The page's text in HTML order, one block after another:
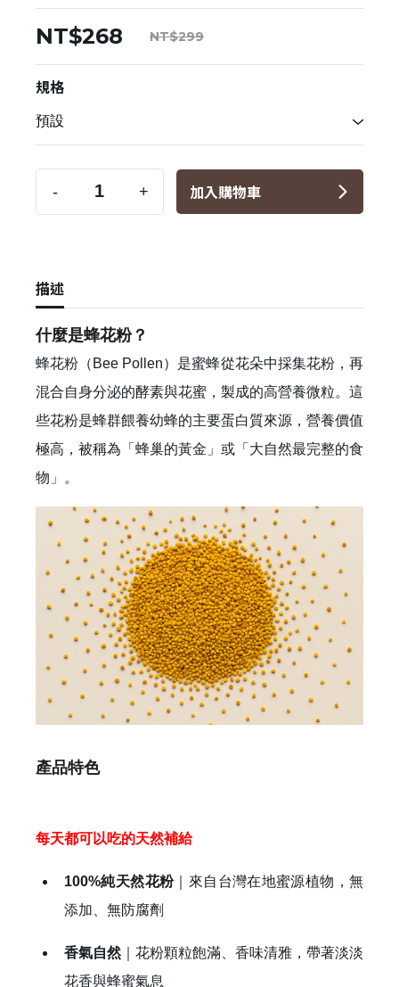
✕
會員登入
NT$268 NT$299
規格
- + 加入購物車
描述
什麼是蜂花粉？
蜂花粉（Bee Pollen）是蜜蜂從花朵中採集花粉，再
混合自身分泌的酵素與花蜜，製成的高營養微粒。這
些花粉是蜂群餵養幼蜂的主要蛋白質來源，營養價值
極高，被稱為「蜂巢的黃金」或「大自然最完整的食
物」。
產品特色
每天都可以吃的天然補給
100%純天然花粉｜來自台灣在地蜜源植物，無
添加、無防腐劑
香氣自然｜花粉顆粒飽滿、香味清雅，帶著淡淡
花香與蜂蜜氣息